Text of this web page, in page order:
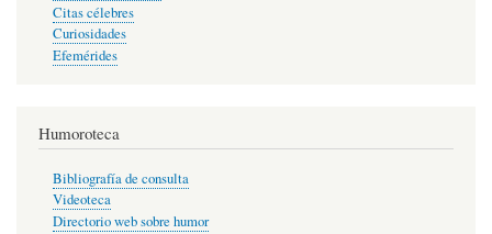
Citas célebres
Curiosidades
Efemérides
Humoroteca
Bibliografía de consulta
Videoteca
Directorio web sobre humor